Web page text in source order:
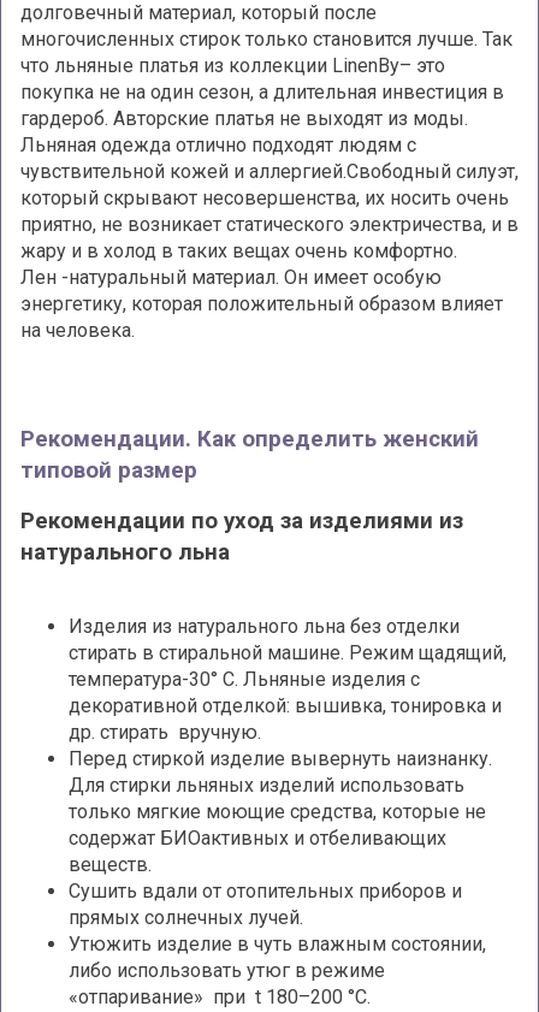
долговечный материал, который после
многочисленных стирок только становится лучше. Так
что льняные платья из коллекции LinenBy– это
покупка не на один сезон, а длительная инвестиция в
гардероб. Авторские платья не выходят из моды.
Льняная одежда отлично подходят людям с
чувствительной кожей и аллергией.Свободный силуэт,
который скрывают несовершенства, их носить очень
приятно, не возникает статического электричества, и в
жару и в холод в таких вещах очень комфортно.
Лен -натуральный материал. Он имеет особую
энергетику, которая положительный образом влияет
на человека.
Рекомендации. Как определить женский
типовой размер
Рекомендации по уход за изделиями из
натурального льна
Изделия из натурального льна без отделки
стирать в стиральной машине. Режим щадящий,
температура-30° С. Льняные изделия с
декоративной отделкой: вышивка, тонировка и
др. стирать вручную.
Перед стиркой изделие вывернуть наизнанку.
Для стирки льняных изделий использовать
только мягкие моющие средства, которые не
содержат БИОактивных и отбеливающих
веществ.
Сушить вдали от отопительных приборов и
прямых солнечных лучей.
Утюжить изделие в чуть влажным состоянии,
либо использовать утюг в режиме
«отпаривание» при t 180–200 °С.